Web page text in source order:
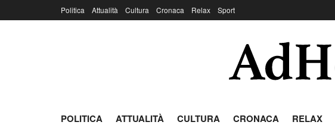
Politica Attualità Cultura Cronaca Relax Sport
POLITICA ATTUALITÀ CULTURA CRONACA RELAX